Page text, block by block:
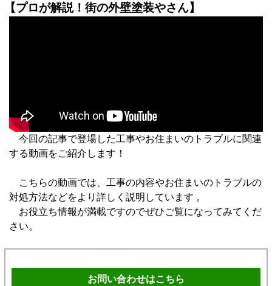
【プロが解説！街の外壁塗装やさん】
今回の記事で登場した工事やお住まいのトラブルに関連
する動画をご紹介します！
こちらの動画では、工事の内容やお住まいのトラブルの
対処方法などをより詳しく説明しています 。
お役立ち情報が満載ですのでぜひご覧になってみてくだ
さい。
お問い合わせはこちら